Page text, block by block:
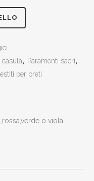
casula, Paramenti sacri,
per preti